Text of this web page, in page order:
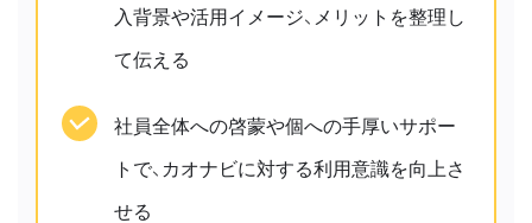
入背景や活用イメージ、メリットを整理し
て伝える
社員全体への啓蒙や個への手厚いサポー
トで、カオナビに対する利用意識を向上さ
せる